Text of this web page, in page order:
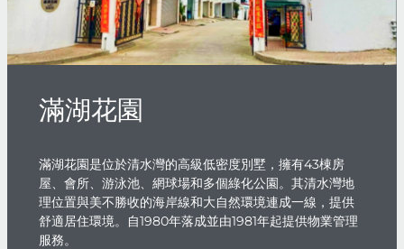
滿湖花園
滿湖花園是位於清水灣的高級低密度別墅，擁有43棟房
屋、會所、游泳池、網球場和多個綠化公園。其清水灣地
理位置與美不勝收的海岸線和大自然環境連成一線，提供
舒適居住環境。自1980年落成並由1981年起提供物業管理
服務。